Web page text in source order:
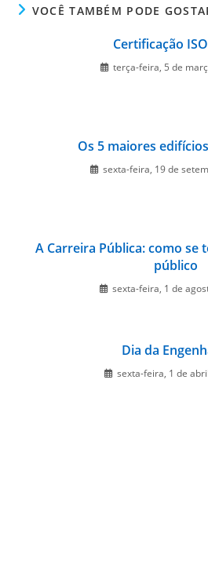
VOCÊ TAMBÉM PODE
Certificação
terça-feira, 5 de
Os 5 maiores
sexta-feira, 19 de
A Carreira Pública: como
público
sexta-feira, 1 de
Dia da
sexta-feira, 1 de